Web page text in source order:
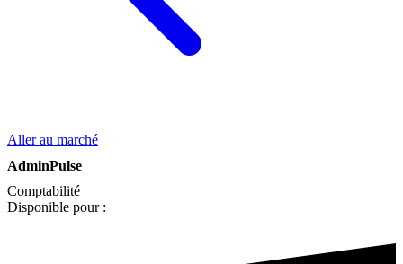
Aller au marché
AdminPulse
Comptabilité
Disponible pour :